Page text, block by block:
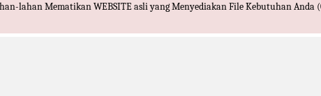
lahan Mematikan WEBSITE asli yang Menyediakan File Kebutuhan Anda